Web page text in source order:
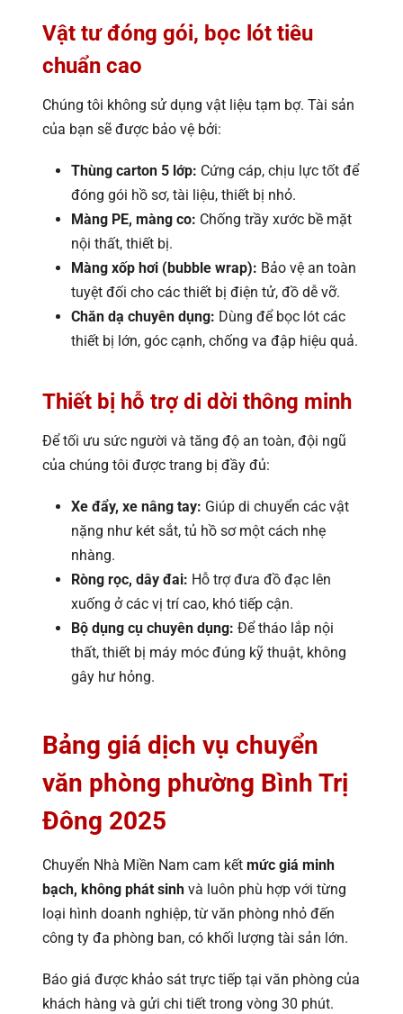
Vật tư đóng gói, bọc lót tiêu
chuẩn cao
Chúng tôi không sử dụng vật liệu tạm bợ. Tài sản
của bạn sẽ được bảo vệ bởi:
Thùng carton 5 lớp: Cứng cáp, chịu lực tốt để
đóng gói hồ sơ, tài liệu, thiết bị nhỏ.
Màng PE, màng co: Chống trầy xước bề mặt
nội thất, thiết bị.
Màng xốp hơi (bubble wrap): Bảo vệ an toàn
tuyệt đối cho các thiết bị điện tử, đồ dễ vỡ.
Chăn dạ chuyên dụng: Dùng để bọc lót các
thiết bị lớn, góc cạnh, chống va đập hiệu quả.
Thiết bị hỗ trợ di dời thông minh
Để tối ưu sức người và tăng độ an toàn, đội ngũ
của chúng tôi được trang bị đầy đủ:
Xe đẩy, xe nâng tay: Giúp di chuyển các vật
nặng như két sắt, tủ hồ sơ một cách nhẹ
nhàng.
Ròng rọc, dây đai: Hỗ trợ đưa đồ đạc lên
xuống ở các vị trí cao, khó tiếp cận.
Bộ dụng cụ chuyên dụng: Để tháo lắp nội
thất, thiết bị máy móc đúng kỹ thuật, không
gây hư hỏng.
Bảng giá dịch vụ chuyển
văn phòng phường Bình Trị
Đông 2025
Chuyển Nhà Miền Nam cam kết mức giá minh
bạch, không phát sinh và luôn phù hợp với từng
loại hình doanh nghiệp, từ văn phòng nhỏ đến
công ty đa phòng ban, có khối lượng tài sản lớn.
Báo giá được khảo sát trực tiếp tại văn phòng của
khách hàng và gửi chi tiết trong vòng 30 phút.